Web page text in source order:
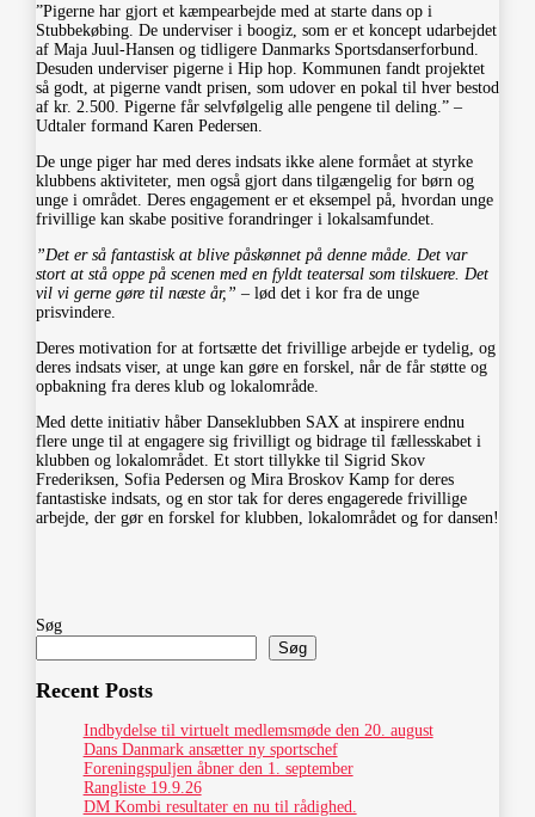
”Pigerne har gjort et kæmpearbejde med at starte dans op i
Stubbekøbing. De underviser i boogiz, som er et koncept udarbejdet
af Maja Juul-Hansen og tidligere Danmarks Sportsdanserforbund.
Desuden underviser pigerne i Hip hop. Kommunen fandt projektet
så godt, at pigerne vandt prisen, som udover en pokal til hver bestod
af kr. 2.500. Pigerne får selvfølgelig alle pengene til deling.” –
Udtaler formand Karen Pedersen.
De unge piger har med deres indsats ikke alene formået at styrke
klubbens aktiviteter, men også gjort dans tilgængelig for børn og
unge i området. Deres engagement er et eksempel på, hvordan unge
frivillige kan skabe positive forandringer i lokalsamfundet.
”Det er så fantastisk at blive påskønnet på denne måde. Det var
stort at stå oppe på scenen med en fyldt teatersal som tilskuere. Det
vil vi gerne gøre til næste år,” – lød det i kor fra de unge
prisvindere.
Deres motivation for at fortsætte det frivillige arbejde er tydelig, og
deres indsats viser, at unge kan gøre en forskel, når de får støtte og
opbakning fra deres klub og lokalområde.
Med dette initiativ håber Danseklubben SAX at inspirere endnu
flere unge til at engagere sig frivilligt og bidrage til fællesskabet i
klubben og lokalområdet. Et stort tillykke til Sigrid Skov
Frederiksen, Sofia Pedersen og Mira Broskov Kamp for deres
fantastiske indsats, og en stor tak for deres engagerede frivillige
arbejde, der gør en forskel for klubben, lokalområdet og for dansen!
Søg
Søg
Recent Posts
Indbydelse til virtuelt medlemsmøde den 20. august
Dans Danmark ansætter ny sportschef
Foreningspuljen åbner den 1. september
Rangliste 19.9.26
DM Kombi resultater en nu til rådighed.